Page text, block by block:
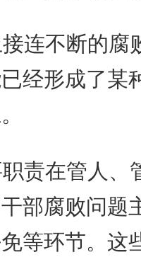
连不断的腐
经形成了某
责在管人、
部腐败问题
等环节。这